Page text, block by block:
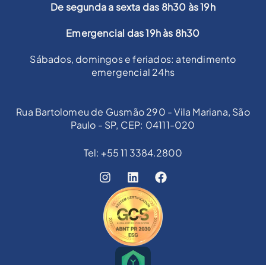
De segunda a sexta das 8h30 às 19h
Emergencial das 19h às 8h30
Sábados, domingos e feriados: atendimento
emergencial 24hs
Rua Bartolomeu de Gusmão 290 - Vila Mariana, São
Paulo - SP, CEP: 04111-020
Tel: +55 11 3384.2800